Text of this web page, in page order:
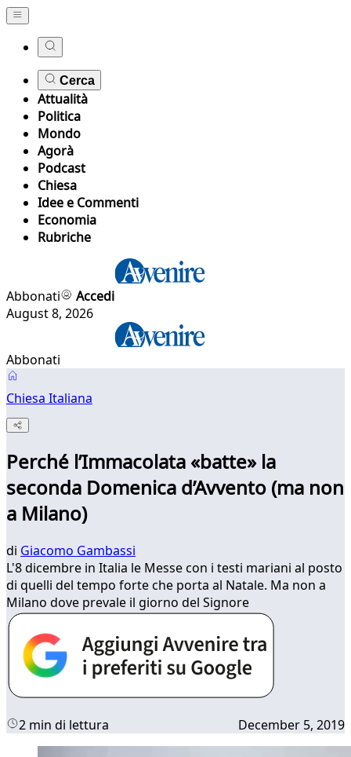
Cerca
Attualità
Politica
Mondo
Agorà
Podcast
Chiesa
Idee e Commenti
Economia
Rubriche
Abbonati
Accedi
August 8, 2026
Abbonati
Chiesa Italiana
Perché l’Immacolata «batte» la
seconda Domenica d’Avvento (ma non
a Milano)
di Giacomo Gambassi
L'8 dicembre in Italia le Messe con i testi mariani al posto
di quelli del tempo forte che porta al Natale. Ma non a
Milano dove prevale il giorno del Signore
2 min di lettura December 5, 2019